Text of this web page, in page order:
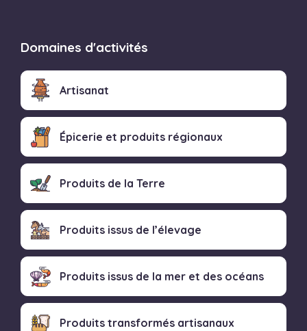
Domaines d'activités
Artisanat
Épicerie et produits régionaux
Produits de la Terre
Produits issus de l’élevage
Produits issus de la mer et des océans
Produits transformés artisanaux